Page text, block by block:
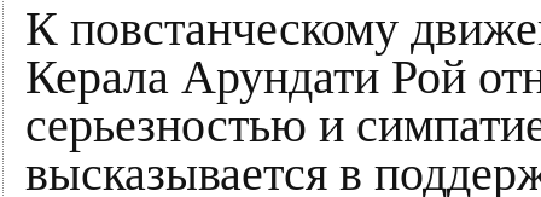
К повстанческому
Керала Арундати Рой
серьезностью и
высказывается в